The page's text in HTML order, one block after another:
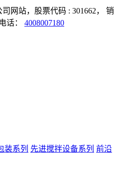
网站，股票代码 : 301662，
销
话： 4008007180
装系列 先进搅拌设备系列 前沿